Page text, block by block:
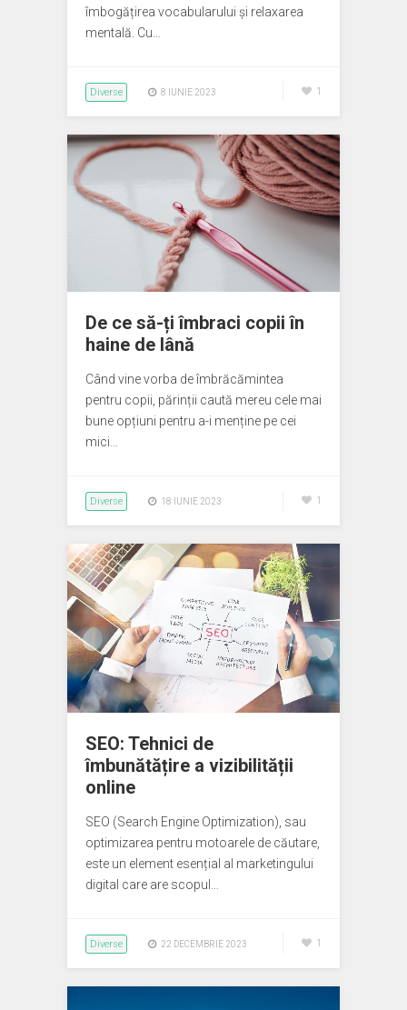
îmbogățirea vocabularului și relaxarea
mentală. Cu…
Diverse 8 IUNIE 2023 1
De ce să-ți îmbraci copii în
haine de lână
Când vine vorba de îmbrăcămintea
pentru copii, părinții caută mereu cele mai
bune opțiuni pentru a-i menține pe cei
mici…
Diverse 18 IUNIE 2023 1
SEO: Tehnici de
îmbunătățire a vizibilității
online
SEO (Search Engine Optimization), sau
optimizarea pentru motoarele de căutare,
este un element esențial al marketingului
digital care are scopul…
Diverse 22 DECEMBRIE 2023 1